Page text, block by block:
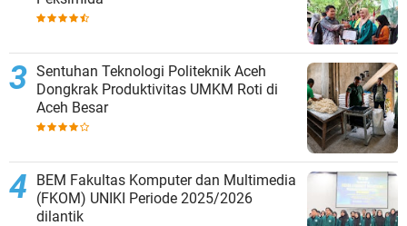
Sentuhan Teknologi Politeknik Aceh
Dongkrak Produktivitas UMKM Roti di
Aceh Besar
BEM Fakultas Komputer dan Multimedia
(FKOM) UNIKI Periode 2025/2026
dilantik